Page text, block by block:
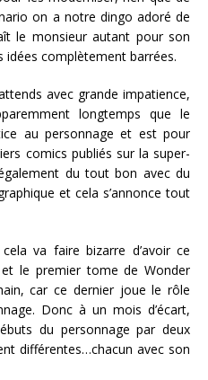
on a notre dingo adoré de
le monsieur autant pour son
complètement barrées.
avec grande impatience,
longtemps que le
au personnage et est pour
comics publiés sur la super-
du tout bon avec du
et cela s’annonce tout
va faire bizarre d’avoir ce
le premier tome de Wonder
car ce dernier joue le rôle
Donc à un mois d’écart,
du personnage par deux
différentes…chacun avec son